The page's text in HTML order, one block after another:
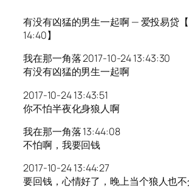
有没有凶猛的男生一起啊 — 爱投易贷【
14:40】
我在那一角落 2017-10-24 13:43:30
有没有凶猛的男生一起啊
2017-10-24 13:43:51
你不怕半夜化身狼人啊
我在那一角落 13:44:08
不怕啊，我要回钱
2017-10-24 13:44:27
要回钱，心情好了，晚上当个狼人也